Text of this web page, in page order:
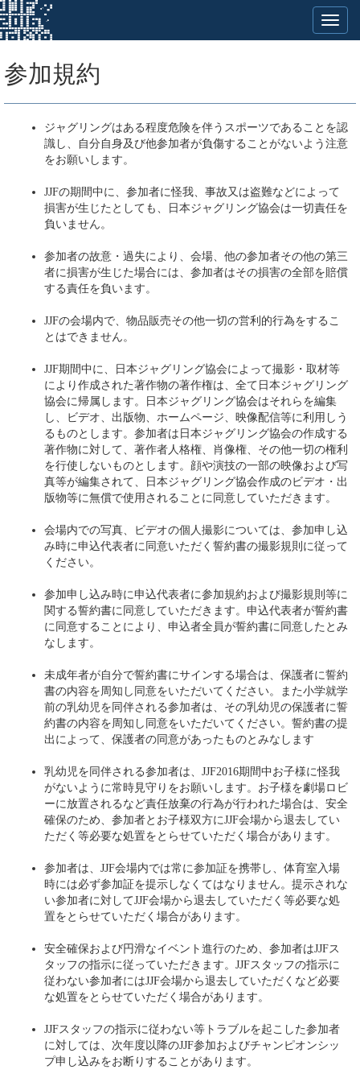
参加規約
ジャグリングはある程度危険を伴うスポーツであることを認
識し、自分自身及び他参加者が負傷することがないよう注意
をお願いします。
JJFの期間中に、参加者に怪我、事故又は盗難などによって
損害が生じたとしても、日本ジャグリング協会は一切責任を
負いません。
参加者の故意・過失により、会場、他の参加者その他の第三
者に損害が生じた場合には、参加者はその損害の全部を賠償
する責任を負います。
JJFの会場内で、物品販売その他一切の営利的行為をするこ
とはできません。
JJF期間中に、日本ジャグリング協会によって撮影・取材等
により作成された著作物の著作権は、全て日本ジャグリング
協会に帰属します。日本ジャグリング協会はそれらを編集
し、ビデオ、出版物、ホームページ、映像配信等に利用しう
るものとします。参加者は日本ジャグリング協会の作成する
著作物に対して、著作者人格権、肖像権、その他一切の権利
を行使しないものとします。顔や演技の一部の映像および写
真等が編集されて、日本ジャグリング協会作成のビデオ・出
版物等に無償で使用されることに同意していただきます。
会場内での写真、ビデオの個人撮影については、参加申し込
み時に申込代表者に同意いただく誓約書の撮影規則に従って
ください。
参加申し込み時に申込代表者に参加規約および撮影規則等に
関する誓約書に同意していただきます。申込代表者が誓約書
に同意することにより、申込者全員が誓約書に同意したとみ
なします。
未成年者が自分で誓約書にサインする場合は、保護者に誓約
書の内容を周知し同意をいただいてください。また小学就学
前の乳幼児を同伴される参加者は、その乳幼児の保護者に誓
約書の内容を周知し同意をいただいてください。誓約書の提
出によって、保護者の同意があったものとみなします
乳幼児を同伴される参加者は、JJF2016期間中お子様に怪我
がないように常時見守りをお願いします。お子様を劇場ロビ
ーに放置されるなど責任放棄の行為が行われた場合は、安全
確保のため、参加者とお子様双方にJJF会場から退去してい
ただく等必要な処置をとらせていただく場合があります。
参加者は、JJF会場内では常に参加証を携帯し、体育室入場
時には必ず参加証を提示しなくてはなりません。提示されな
い参加者に対してJJF会場から退去していただく等必要な処
置をとらせていただく場合があります。
安全確保および円滑なイベント進行のため、参加者はJJFス
タッフの指示に従っていただきます。JJFスタッフの指示に
従わない参加者にはJJF会場から退去していただくなど必要
な処置をとらせていただく場合があります。
JJFスタッフの指示に従わない等トラブルを起こした参加者
に対しては、次年度以降のJJF参加およびチャンピオンシッ
プ申し込みをお断りすることがあります。